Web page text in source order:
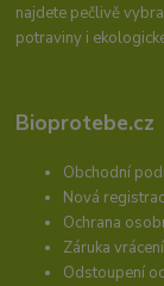
najdete pečlivě
potraviny i
Bioprotebe.cz
Obchodní
Nová
Ochrana
Záruka
Odstoupení